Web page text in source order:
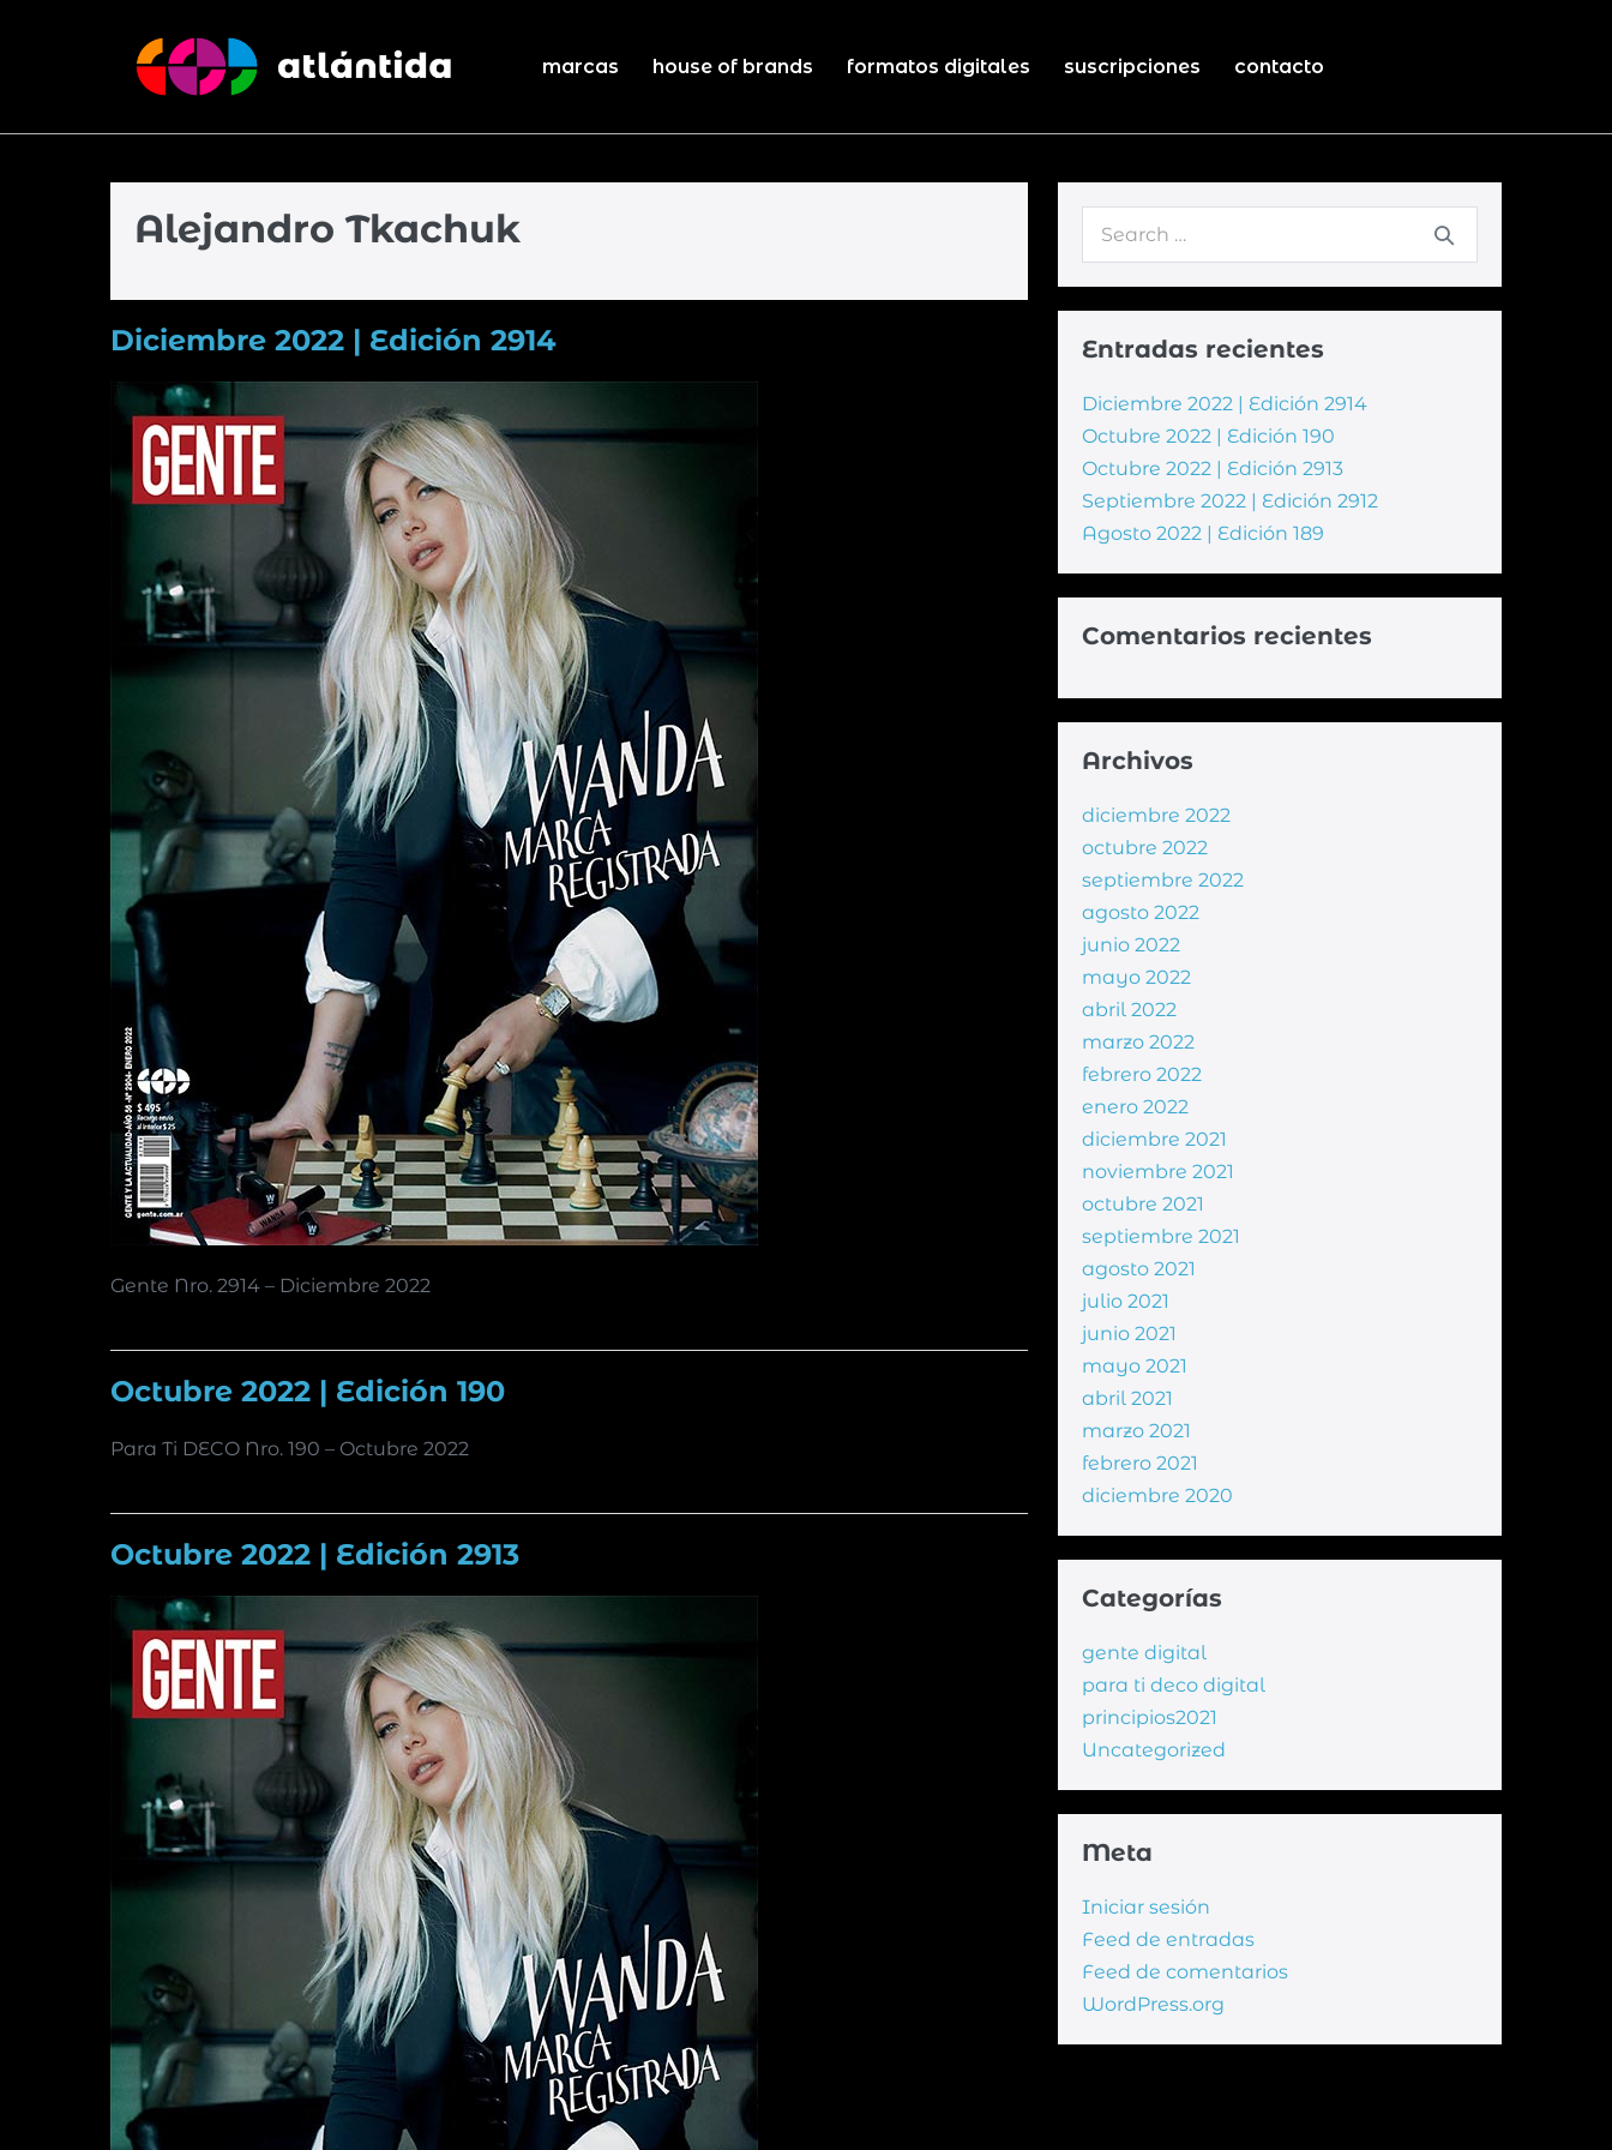
marcas house of brands formatos digitales suscripciones contacto
Alejandro Tkachuk
Diciembre 2022 | Edición 2914
Gente Nro. 2914 – Diciembre 2022
Octubre 2022 | Edición 190
Para Ti DECO Nro. 190 – Octubre 2022
Octubre 2022 | Edición 2913
Entradas recientes
Diciembre 2022 | Edición 2914
Octubre 2022 | Edición 190
Octubre 2022 | Edición 2913
Septiembre 2022 | Edición 2912
Agosto 2022 | Edición 189
Comentarios recientes
Archivos
diciembre 2022
octubre 2022
septiembre 2022
agosto 2022
junio 2022
mayo 2022
abril 2022
marzo 2022
febrero 2022
enero 2022
diciembre 2021
noviembre 2021
octubre 2021
septiembre 2021
agosto 2021
julio 2021
junio 2021
mayo 2021
abril 2021
marzo 2021
febrero 2021
diciembre 2020
Categorías
gente digital
para ti deco digital
principios2021
Uncategorized
Meta
Iniciar sesión
Feed de entradas
Feed de comentarios
WordPress.org